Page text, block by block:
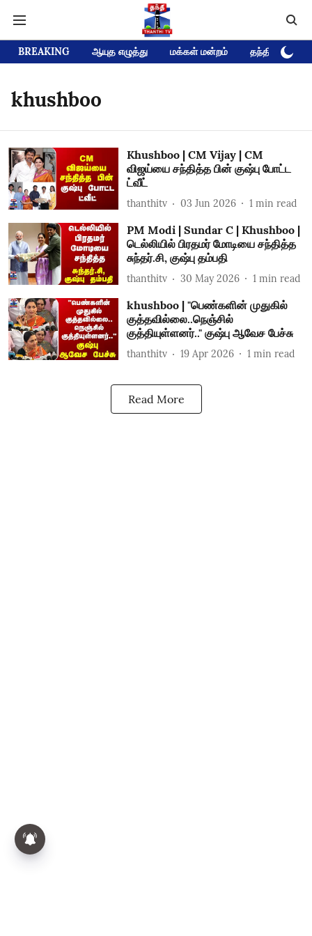
BREAKING ஆயுத எழுத்து மக்கள் மன்றம் தந்தி டிவி
khushboo
Khushboo | CM Vijay | CM
விஜய்யை சந்தித்த பின் குஷ்பு போட்ட
ட்வீட்
thanthitv 03 Jun 2026 1 min read
PM Modi | Sundar C | Khushboo |
டெல்லியில் பிரதமர் மோடியை சந்தித்த
சுந்தர்.சி, குஷ்பு தம்பதி
thanthitv 30 May 2026 1 min read
khushboo | "பெண்களின் முதுகில்
குத்தவில்லை..நெஞ்சில்
குத்தியுள்ளனர்.." குஷ்பு ஆவேச பேச்சு
thanthitv 19 Apr 2026 1 min read
Read More